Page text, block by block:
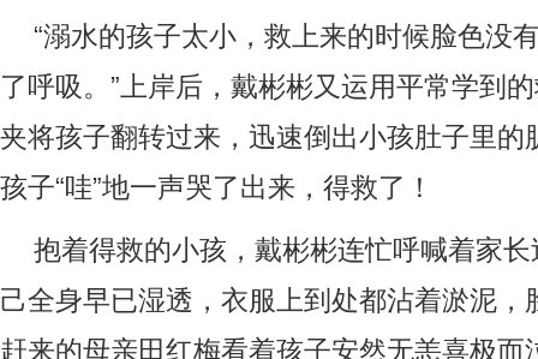
“溺水的孩子太小，救上来的时候脸色没
了呼吸。”上岸后，戴彬彬又运用平常学到
夹将孩子翻转过来，迅速倒出小孩肚子里的
孩子“哇”地一声哭了出来，得救了！
抱着得救的小孩，戴彬彬连忙呼喊着家
己全身早已湿透，衣服上到处都沾着淤泥，
赶来的母亲田红梅看着孩子安然无恙喜极而